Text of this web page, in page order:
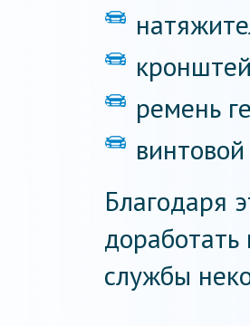
ремень
Благодаря
доработать
службы